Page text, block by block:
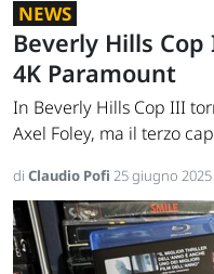
NEWS
Beverly Hills
4K Paramount
In Beverly Hills Cop III
Axel Foley, ma il terzo
di Claudio Pofi 25 giugno 2025